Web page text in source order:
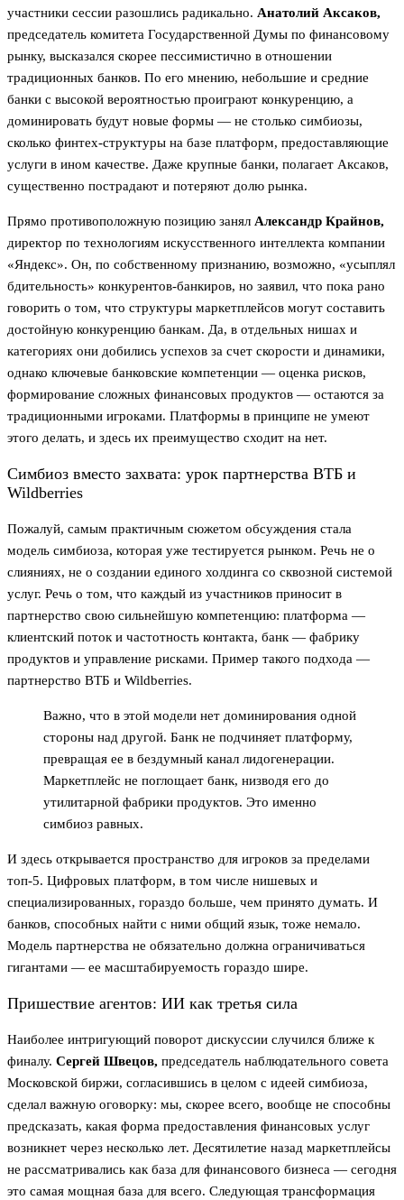
участники сессии разошлись радикально. Анатолий Аксаков,
председатель комитета Государственной Думы по финансовому
рынку, высказался скорее пессимистично в отношении
традиционных банков. По его мнению, небольшие и средние
банки с высокой вероятностью проиграют конкуренцию, а
доминировать будут новые формы — не столько симбиозы,
сколько финтех-структуры на базе платформ, предоставляющие
услуги в ином качестве. Даже крупные банки, полагает Аксаков,
существенно пострадают и потеряют долю рынка.
Прямо противоположную позицию занял Александр Крайнов,
директор по технологиям искусственного интеллекта компании
«Яндекс». Он, по собственному признанию, возможно, «усыплял
бдительность» конкурентов-банкиров, но заявил, что пока рано
говорить о том, что структуры маркетплейсов могут составить
достойную конкуренцию банкам. Да, в отдельных нишах и
категориях они добились успехов за счет скорости и динамики,
однако ключевые банковские компетенции — оценка рисков,
формирование сложных финансовых продуктов — остаются за
традиционными игроками. Платформы в принципе не умеют
этого делать, и здесь их преимущество сходит на нет.
Симбиоз вместо захвата: урок партнерства ВТБ и
Wildberries
Пожалуй, самым практичным сюжетом обсуждения стала
модель симбиоза, которая уже тестируется рынком. Речь не о
слияниях, не о создании единого холдинга со сквозной системой
услуг. Речь о том, что каждый из участников приносит в
партнерство свою сильнейшую компетенцию: платформа —
клиентский поток и частотность контакта, банк — фабрику
продуктов и управление рисками. Пример такого подхода —
партнерство ВТБ и Wildberries.
Важно, что в этой модели нет доминирования одной
стороны над другой. Банк не подчиняет платформу,
превращая ее в бездумный канал лидогенерации.
Маркетплейс не поглощает банк, низводя его до
утилитарной фабрики продуктов. Это именно
симбиоз равных.
И здесь открывается пространство для игроков за пределами
топ-5. Цифровых платформ, в том числе нишевых и
специализированных, гораздо больше, чем принято думать. И
банков, способных найти с ними общий язык, тоже немало.
Модель партнерства не обязательно должна ограничиваться
гигантами — ее масштабируемость гораздо шире.
Пришествие агентов: ИИ как третья сила
Наиболее интригующий поворот дискуссии случился ближе к
финалу. Сергей Швецов, председатель наблюдательного совета
Московской биржи, согласившись в целом с идеей симбиоза,
сделал важную оговорку: мы, скорее всего, вообще не способны
предсказать, какая форма предоставления финансовых услуг
возникнет через несколько лет. Десятилетие назад маркетплейсы
не рассматривались как база для финансового бизнеса — сегодня
это самая мощная база для всего. Следующая трансформация